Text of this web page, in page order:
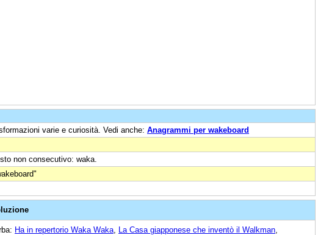
varie e curiosità. Vedi anche: Anagrammi per wakeboard
non consecutivo: waka.
Ha in repertorio Waka Waka La Casa giapponese che inventò il Walkman